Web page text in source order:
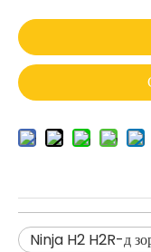
Ninja H2 H2R-д